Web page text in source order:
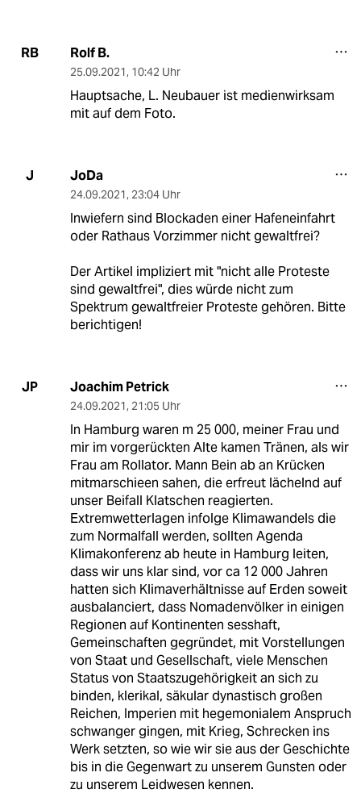
RB Rolf B.
25.09.2021, 10:42 Uhr
Hauptsache, L. Neubauer ist medienwirksam
mit auf dem Foto.
J JoDa
24.09.2021, 23:04 Uhr
Inwiefern sind Blockaden einer Hafeneinfahrt
oder Rathaus Vorzimmer nicht gewaltfrei?
Der Artikel impliziert mit "nicht alle Proteste
sind gewaltfrei", dies würde nicht zum
Spektrum gewaltfreier Proteste gehören. Bitte
berichtigen!
JP Joachim Petrick
24.09.2021, 21:05 Uhr
In Hamburg waren m 25 000, meiner Frau und
mir im vorgerückten Alte kamen Tränen, als wir
Frau am Rollator. Mann Bein ab an Krücken
mitmarschieen sahen, die erfreut lächelnd auf
unser Beifall Klatschen reagierten.
Extremwetterlagen infolge Klimawandels die
zum Normalfall werden, sollten Agenda
Klimakonferenz ab heute in Hamburg leiten,
dass wir uns klar sind, vor ca 12 000 Jahren
hatten sich Klimaverhältnisse auf Erden soweit
ausbalanciert, dass Nomadenvölker in einigen
Regionen auf Kontinenten sesshaft,
Gemeinschaften gegründet, mit Vorstellungen
von Staat und Gesellschaft, viele Menschen
Status von Staatszugehörigkeit an sich zu
binden, klerikal, säkular dynastisch großen
Reichen, Imperien mit hegemonialem Anspruch
schwanger gingen, mit Krieg, Schrecken ins
Werk setzten, so wie wir sie aus der Geschichte
bis in die Gegenwart zu unserem Gunsten oder
zu unserem Leidwesen kennen.